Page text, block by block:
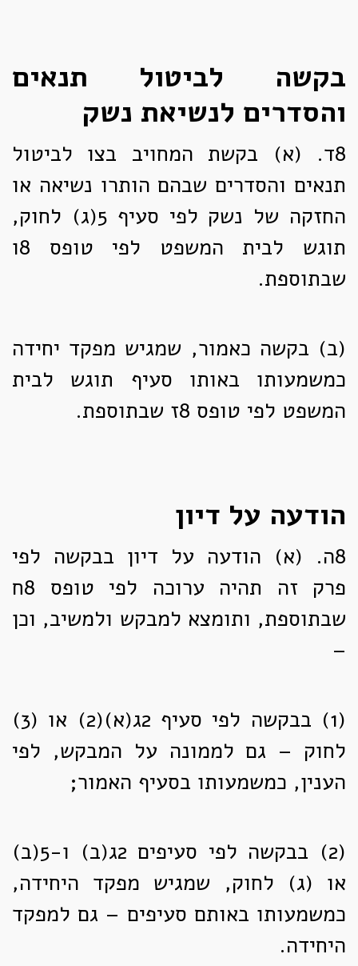
בקשה לביטול תנאים
והסדרים לנשיאת נשק
8ד. (א)
בקשת המחויב בצו לביטול
תנאים והסדרים שבהם הותרו נשיאה או
החזקה של נשק לפי סעיף 5(ג) לחוק,
תוגש לבית המשפט לפי טופס 8ו
שבתוספת.
(ב) בקשה כאמור, שמגיש מפקד יחידה
כמשמעותו באותו סעיף תוגש לבית
המשפט לפי טופס 8ז שבתוספת.
הודעה על דיון
8ה. (א)
הודעה על דיון בבקשה לפי
פרק זה תהיה ערוכה לפי טופס 8ח
שבתוספת, ותומצא למבקש ולמשיב, וכן
–
(1)
בבקשה לפי סעיף 2ג(א)(2) או (3)
לחוק – גם לממונה על המבקש, לפי
הענין, כמשמעותו בסעיף האמור;
(2)
בבקשה לפי סעיפים 2ג(ב) ו-5(ב)
או (ג) לחוק, שמגיש מפקד היחידה,
כמשמעותו באותם סעיפים – גם למפקד
היחידה.